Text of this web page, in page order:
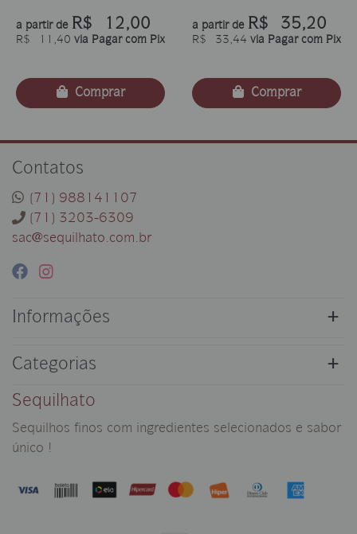
a partir de R$ 12,00
R$ 11,40via Pagar com Pix
Comprar
a partir de R$ 35,20
R$ 33,44via Pagar com Pix
Comprar
Contatos
(71) 988141107
(71) 3203-6309
sac@sequilhato.com.br
Informações
Categorias
Sequilhato
Sequilhos finos com ingredientes selecionados e sabor
único !